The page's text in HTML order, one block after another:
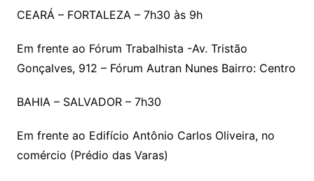
CEARÁ – FORTALEZA – 7h30 às 9h
Em frente ao Fórum Trabalhista -Av. Tristão
Gonçalves, 912 – Fórum Autran Nunes Bairro: Centro
BAHIA – SALVADOR – 7h30
Em frente ao Edifício Antônio Carlos Oliveira, no
comércio (Prédio das Varas)